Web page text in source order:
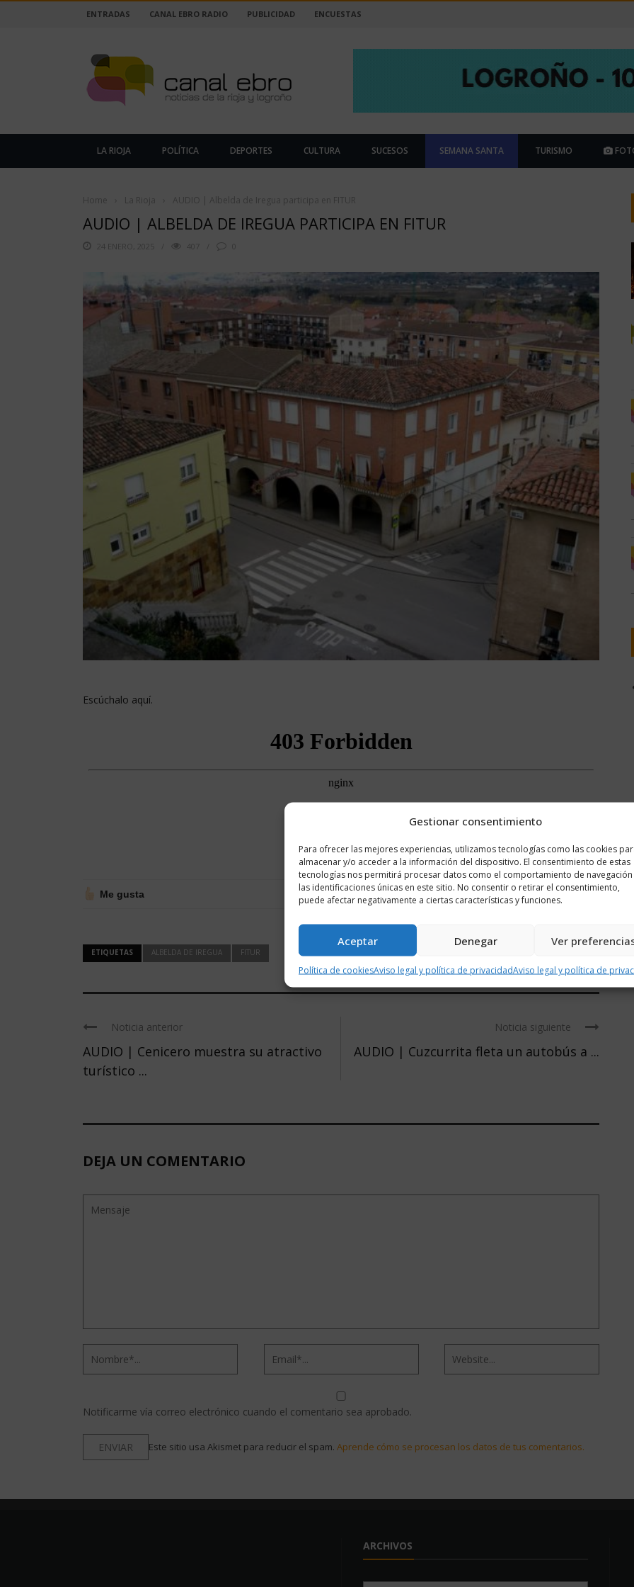
Gestionar consentimiento
Para ofrecer las mejores experiencias, utilizamos tecnologías como las cookies
almacenar y/o acceder a la información del dispositivo. El consentimiento de estas
tecnologías nos permitirá procesar datos como el comportamiento de navegación
las identificaciones únicas en este sitio. No consentir o retirar el consentimiento,
puede afectar negativamente a ciertas características y funciones.
Aceptar Denegar Ver
Política de cookiesAviso legal y política de privacidadAviso legal y política de
ENTRADAS CANAL EBRO RADIO PUBLICIDAD ENCUESTAS
LA RIOJA POLÍTICA DEPORTES CULTURA SUCESOS SEMANA SANTA TURISMO
Home La Rioja AUDIO | Albelda de Iregua participa en FITUR
AUDIO | ALBELDA DE IREGUA PARTICIPA EN FITUR
24 ENERO, 2025 407
Escúchalo aquí.
Me gusta
ETIQUETAS ALBELDA DE IREGUA FITUR
Noticia anterior
AUDIO | Cenicero muestra su atractivo
turístico ...
Noticia siguiente
AUDIO | Cuzcurrita fleta un autobús a ...
DEJA UN COMENTARIO
Notificarme vía correo electrónico cuando el comentario sea aprobado.
Este sitio usa Akismet para reducir el spam. Aprende cómo se procesan los datos de tus comentarios.
ARCHIVOS